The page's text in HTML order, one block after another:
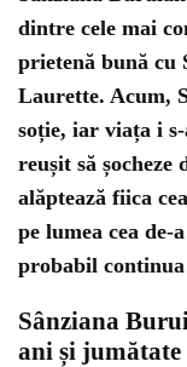
dintre cele mai
prietenă bună cu
Laurette. Acum,
soție, iar viața i
reușit să șocheze
alăptează fiica
pe lumea cea de-
probabil continua
Sânziana
ani și jumătate